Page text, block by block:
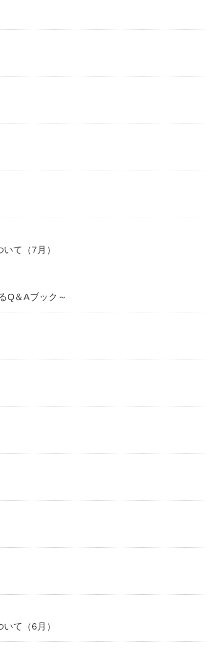
て（7月）
Q＆Aブック～
て（6月）